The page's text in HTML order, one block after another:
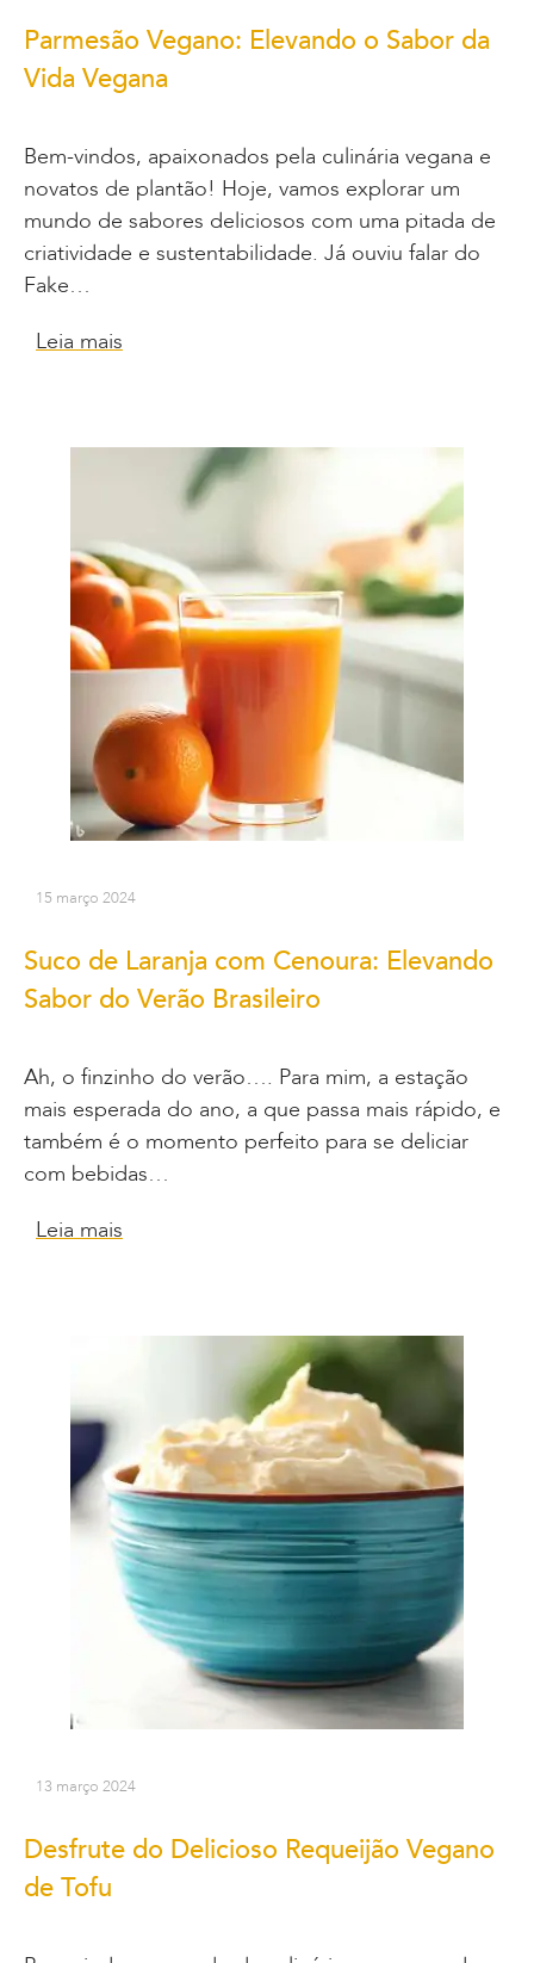
Parmesão Vegano: Elevando o Sabor da
Vida Vegana
Bem-vindos, apaixonados pela culinária vegana e
novatos de plantão! Hoje, vamos explorar um
mundo de sabores deliciosos com uma pitada de
criatividade e sustentabilidade. Já ouviu falar do
Fake…
Leia mais
15 março 2024
Suco de Laranja com Cenoura: Elevando
Sabor do Verão Brasileiro
Ah, o finzinho do verão…. Para mim, a estação
mais esperada do ano, a que passa mais rápido, e
também é o momento perfeito para se deliciar
com bebidas…
Leia mais
13 março 2024
Desfrute do Delicioso Requeijão Vegano
de Tofu